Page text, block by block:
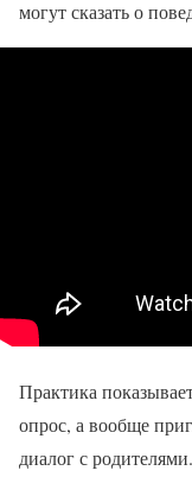
могут сказать о
Практика
опрос, а вообще
диалог с